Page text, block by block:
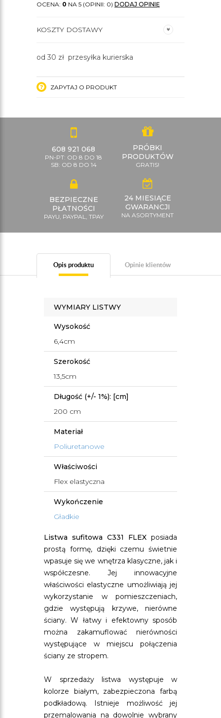
OCENA: 0 NA 5 (OPINII: 0) DODAJ OPINIĘ
KOSZTY DOSTAWY
od 30 zł przesyłka kurierska
ZAPYTAJ O PRODUKT
608 921 068
PN-PT: OD 8 DO 18
SB: OD 8 DO 14
PRÓBKI
PRODUKTÓW
GRATIS!
BEZPIECZNE
PŁATNOŚCI
PAYU, PAYPAL, TPAY
24 MIESIĄCE
GWARANCJI
NA ASORTYMENT
Opis produktu Opinie klientów
WYMIARY LISTWY
Wysokość
6,4cm
Szerokość
13,5cm
Długość (+/- 1%): [cm]
200 cm
Materiał
Poliuretanowe
Właściwości
Flex elastyczna
Wykończenie
Gładkie
Listwa sufitowa C331 FLEX posiada
prostą formę, dzięki czemu świetnie
wpasuje się we wnętrza klasyczne, jak i
współczesne. Jej innowacyjne
właściwości elastyczne umożliwiają jej
wykorzystanie w pomieszczeniach,
gdzie występują krzywe, nierówne
ściany. W łatwy i efektowny sposób
można zakamuflować nierówności
występujące w miejscu połączenia
ściany ze stropem.
W sprzedaży listwa występuje w
kolorze białym, zabezpieczona farbą
podkładową. Istnieje możliwość jej
przemalowania na dowolnie wybrany